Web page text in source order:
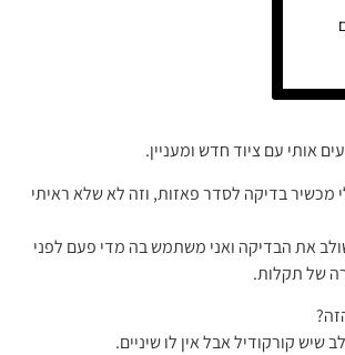
אותי עם ציוד חדש ומעניין.
מכשיר בדיקה לסדר פאזות, וזה לא שלא ראיתי
את הבדיקה ואני משתמש בה מדי פעם לפני
של תקלות.
שיש קורקודיל אבל אין לו שיניים.